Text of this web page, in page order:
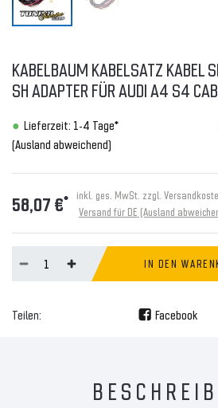
KABELBAUM KABELSATZ KABEL
SH ADAPTER FÜR AUDI A4 S4
Lieferzeit: 1-4 Tage*
(Ausland abweichend)
58,07 €* inkl. ges. MwSt. zzgl.
Versand für DE (Ausland
IN DEN
Teilen: Facebook